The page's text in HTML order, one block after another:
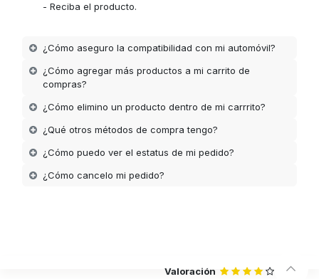
- Reciba el producto.
¿Cómo aseguro la compatibilidad con mi automóvil?
¿Cómo agregar más productos a mi carrito de
compras?
¿Cómo elimino un producto dentro de mi carrrito?
¿Qué otros métodos de compra tengo?
¿Cómo puedo ver el estatus de mi pedido?
¿Cómo cancelo mi pedido?
Valoración